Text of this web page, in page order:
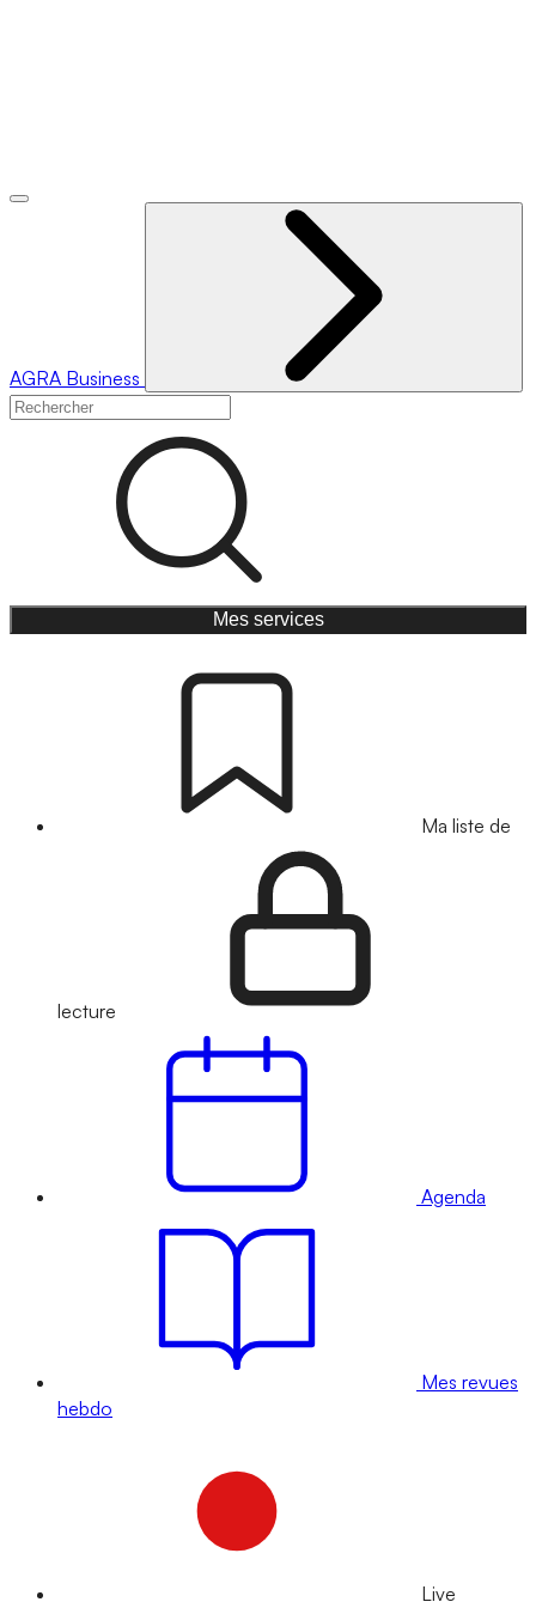
AGRA Business
Mes services
Ma liste de
lecture
Agenda
Mes revues
hebdo
Live